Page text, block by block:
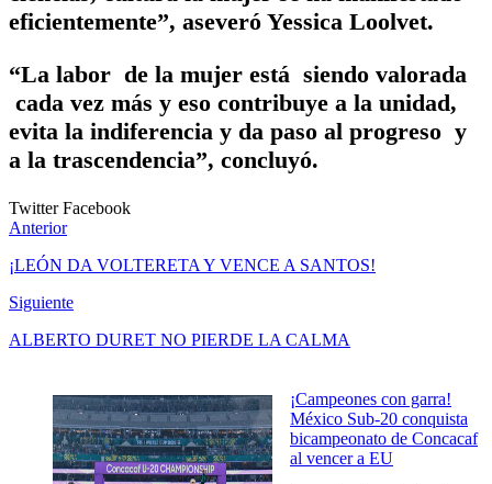
eficientemente”, aseveró Yessica Loolvet.
“La labor de la mujer está siendo valorada
cada vez más y eso contribuye a la unidad,
evita la indiferencia y da paso al progreso y
a la trascendencia”, concluyó.
TwitterFacebook
Anterior
¡LEÓN DA VOLTERETA Y VENCE A SANTOS!
Siguiente
ALBERTO DURET NO PIERDE LA CALMA
¡Campeones con garra!
México Sub-20 conquista
bicampeonato de Concacaf
al vencer a EU